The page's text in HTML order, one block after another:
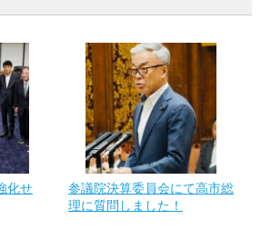
化せ
参議院決算委員会にて高市総
理に質問しました！